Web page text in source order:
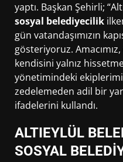
yaptı. Başkan Şehirli;
sosyal belediyecilik
gün vatandaşımızın
gösteriyoruz.
kendisini yalnız
yönetimindeki
zedelemeden adil bir
ifadelerini kullandı.
ALTIEYLÜL
SOSYAL